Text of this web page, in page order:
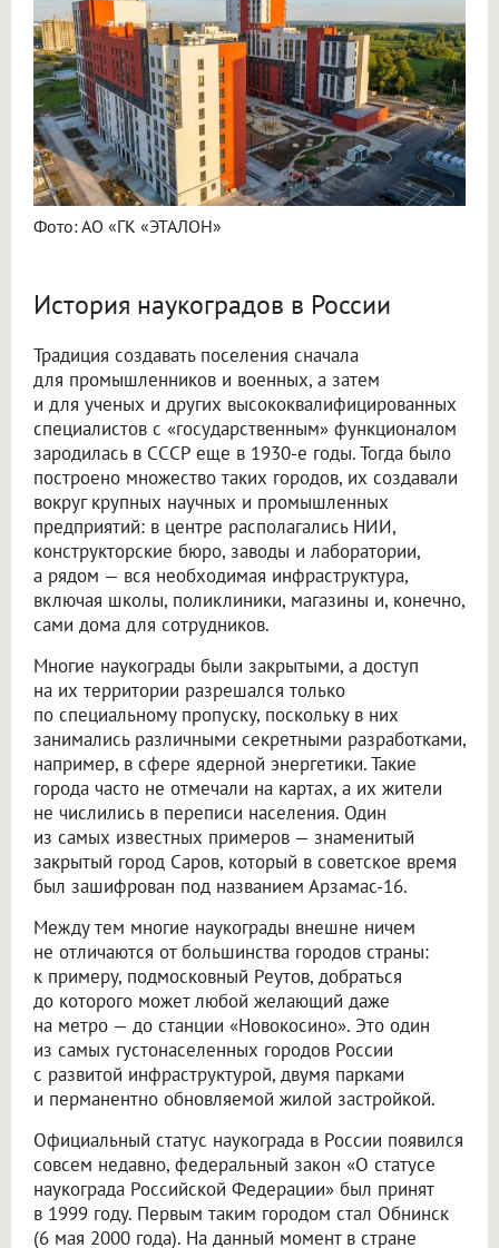
Фото: АО «ГК «ЭТАЛОН»
История наукоградов в России
Традиция создавать поселения сначала
для промышленников и военных, а затем
и для ученых и других высококвалифицированных
специалистов с «государственным» функционалом
зародилась в СССР еще в 1930-е годы. Тогда было
построено множество таких городов, их создавали
вокруг крупных научных и промышленных
предприятий: в центре располагались НИИ,
конструкторские бюро, заводы и лаборатории,
а рядом — вся необходимая инфраструктура,
включая школы, поликлиники, магазины и, конечно,
сами дома для сотрудников.
Многие наукограды были закрытыми, а доступ
на их территории разрешался только
по специальному пропуску, поскольку в них
занимались различными секретными разработками,
например, в сфере ядерной энергетики. Такие
города часто не отмечали на картах, а их жители
не числились в переписи населения. Один
из самых известных примеров — знаменитый
закрытый город Саров, который в советское время
был зашифрован под названием Арзамас-16.
Между тем многие наукограды внешне ничем
не отличаются от большинства городов страны:
к примеру, подмосковный Реутов, добраться
до которого может любой желающий даже
на метро — до станции «Новокосино». Это один
из самых густонаселенных городов России
с развитой инфраструктурой, двумя парками
и перманентно обновляемой жилой застройкой.
Официальный статус наукограда в России появился
совсем недавно, федеральный закон «О статусе
наукограда Российской Федерации» был принят
в 1999 году. Первым таким городом стал Обнинск
(6 мая 2000 года). На данный момент в стране